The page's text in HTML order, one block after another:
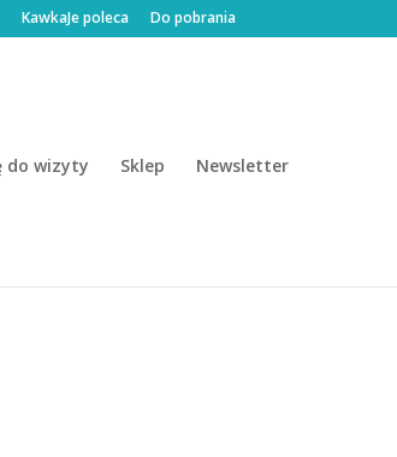
KawkaJe poleca Do pobrania
do wizyty Sklep Newsletter